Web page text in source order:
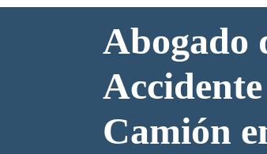
Abogado
Camión